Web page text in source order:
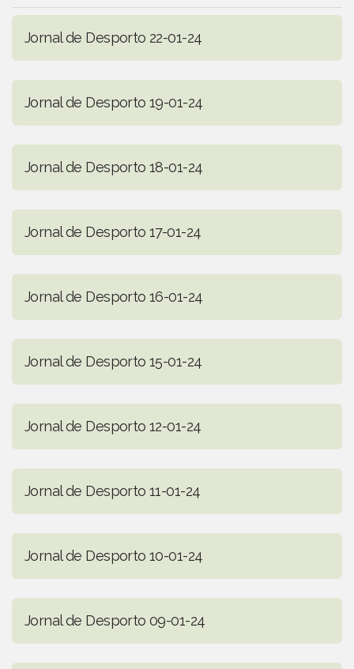
Jornal de Desporto 22-01-24
Jornal de Desporto 19-01-24
Jornal de Desporto 18-01-24
Jornal de Desporto 17-01-24
Jornal de Desporto 16-01-24
Jornal de Desporto 15-01-24
Jornal de Desporto 12-01-24
Jornal de Desporto 11-01-24
Jornal de Desporto 10-01-24
Jornal de Desporto 09-01-24